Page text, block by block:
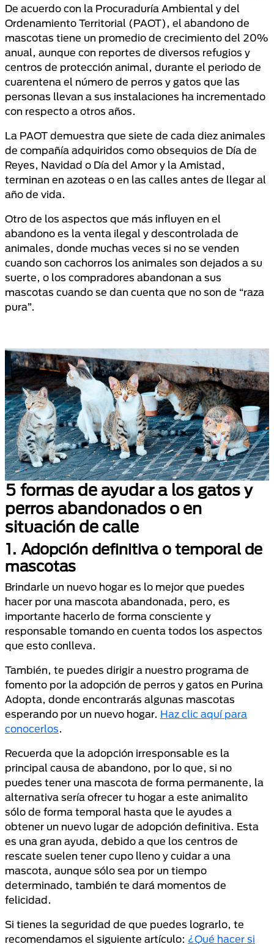
De acuerdo con la Procuraduría Ambiental y del
Ordenamiento Territorial (PAOT), el abandono de
mascotas tiene un promedio de crecimiento del 20%
anual, aunque con reportes de diversos refugios y
centros de protección animal, durante el periodo de
cuarentena el número de perros y gatos que las
personas llevan a sus instalaciones ha incrementado
con respecto a otros años.
La PAOT demuestra que siete de cada diez animales
de compañía adquiridos como obsequios de Día de
Reyes, Navidad o Día del Amor y la Amistad,
terminan en azoteas o en las calles antes de llegar al
año de vida.
Otro de los aspectos que más influyen en el
abandono es la venta ilegal y descontrolada de
animales, donde muchas veces si no se venden
cuando son cachorros los animales son dejados a su
suerte, o los compradores abandonan a sus
mascotas cuando se dan cuenta que no son de “raza
pura”.
5 formas de ayudar a los gatos y
perros abandonados o en
situación de calle
1. Adopción definitiva o temporal de
mascotas
Brindarle un nuevo hogar es lo mejor que puedes
hacer por una mascota abandonada, pero, es
importante hacerlo de forma consciente y
responsable tomando en cuenta todos los aspectos
que esto conlleva.
También, te puedes dirigir a nuestro programa de
fomento por la adopción de perros y gatos en Purina
Adopta, donde encontrarás algunas mascotas
esperando por un nuevo hogar. Haz clic aquí para
conocerlos.
Recuerda que la adopción irresponsable es la
principal causa de abandono, por lo que, si no
puedes tener una mascota de forma permanente, la
alternativa sería ofrecer tu hogar a este animalito
sólo de forma temporal hasta que le ayudes a
obtener un nuevo lugar de adopción definitiva. Esta
es una gran ayuda, debido a que los centros de
rescate suelen tener cupo lleno y cuidar a una
mascota, aunque sólo sea por un tiempo
determinado, también te dará momentos de
felicidad.
Si tienes la seguridad de que puedes lograrlo, te
recomendamos el siguiente artículo: ¿Qué hacer si